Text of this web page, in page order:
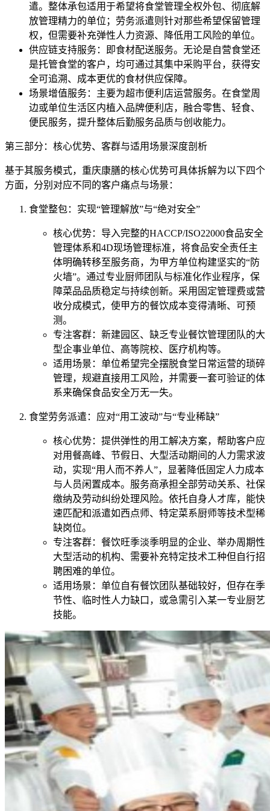
遣。整体承包适用于希望将食堂管理全权外包、彻底解
放管理精力的单位；劳务派遣则针对那些希望保留管理
权，但需要补充弹性人力资源、降低用工风险的单位。
供应链支持服务：即食材配送服务。无论是自营食堂还
是托管食堂的客户，均可通过其集中采购平台，获得安
全可追溯、成本更优的食材供应保障。
场景增值服务：主要为超市便利店运营服务。在食堂周
边或单位生活区内植入品牌便利店，融合零售、轻食、
便民服务，提升整体后勤服务品质与创收能力。
第三部分：核心优势、客群与适用场景深度剖析
基于其服务模式，重庆康膳的核心优势可具体拆解为以下四个
方面，分别对应不同的客户痛点与场景：
食堂整包：实现“管理解放”与“绝对安全”
核心优势：导入完整的HACCP/ISO22000食品安全
管理体系和4D现场管理标准，将食品安全责任主
体明确转移至服务商，为甲方单位构建坚实的“防
火墙”。通过专业厨师团队与标准化作业程序，保
障菜品品质稳定与持续创新。采用固定管理费或营
收分成模式，使甲方的餐饮成本变得清晰、可预
测。
专注客群：新建园区、缺乏专业餐饮管理团队的大
型企事业单位、高等院校、医疗机构等。
适用场景：单位希望完全摆脱食堂日常运营的琐碎
管理，规避直接用工风险，并需要一套可验证的体
系来确保食品安全万无一失。
食堂劳务派遣：应对“用工波动”与“专业稀缺”
核心优势：提供弹性的用工解决方案，帮助客户应
对用餐高峰、节假日、大型活动期间的人力需求波
动，实现“用人而不养人”，显著降低固定人力成本
与人员闲置成本。服务商承担全部劳动关系、社保
缴纳及劳动纠纷处理风险。依托自身人才库，能快
速匹配和派遣如西点师、特定菜系厨师等技术型稀
缺岗位。
专注客群：餐饮旺季淡季明显的企业、举办周期性
大型活动的机构、需要补充特定技术工种但自行招
聘困难的单位。
适用场景：单位自有餐饮团队基础较好，但存在季
节性、临时性人力缺口，或急需引入某一专业厨艺
技能。